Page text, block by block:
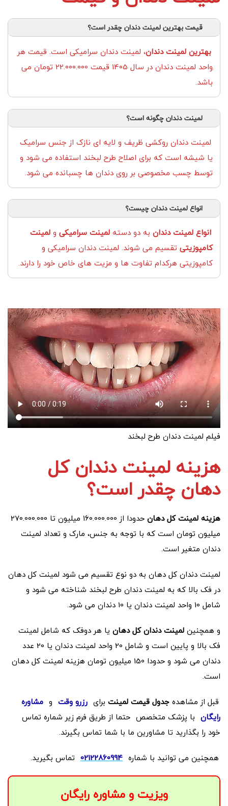
قیمت بهترین لمینت دندان چقدر است؟
بهترین لمینت دندان، لمینت دندان سرامیکی است. قیمت هر
واحد لمینت دندان در سال 1405 قیمت 22.000.000 تومان می
باشد.
لمینت دندان چگونه است؟
لمینت دندان روکشی ظریف و لایه ای نازک از جنس سرامیک
یا شیشه است که برای اصلاح طرح لبخند استفاده می شود و
توسط چسب مخصوصی بر روی دندان ها چسبانده می شود.
انواع لمینت دندان چیست؟
انواع لمینت دندان به دو دستهلمینت سرامیکی ولمینت
کامپوزیتی تقسیم می شوند. لمینت دندان سرامیکی و
کامپوزیتی هرکدام تفاوت ها و مزیت های خاص خود را دارند.
فیلم لمینت دندان طرح لبخند
هزینه لمینت دندان کل
دهان چقدر است؟
هزینه لمینت کل دهان
حدودا از 160.000.000 میلیون تا 270.000.000
میلیون تومان است که با توجه به جنس، مارک و تعداد لمینت
دندان متغیر است.
لمینت دندان کل دهان به دو نوع تقسیم می شود لمینت کل دهان
در فک بالا که به لمینت دندان طرح لبخند شناخته می شود و
شامل 10 واحد لمینت دندان یا 10 دندان می شود.
و همچنینلمینت دندان کل دهان یا هر دوفک که شامل لمینت
فک بالا و پایین است و شامل 20 واحد لمینت دندان یا 20 عدد
دندان می شود و حدودا 150 میلیون تومان هزینه لمینت کل دهان
است.
قبل از مشاهدهجدول قیمت لمینت برای رزرو وقت و مشاوره
رایگان با پزشک متخصص حتما از طریق فرم زیر شماره تماس
خود را بگذارید تا مشاورین ما با شما تماس بگیرند.
همچنین می توانید با شماره 02122860994 تماس بگیرید.
ویزیت و مشاوره رایگان